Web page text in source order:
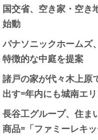
国交省、空き家・空き
始動
パナソニックホームズ
特徴的な中庭を提案
諸戸の家が代々木上原
出す=年内にも城南エ
長谷工グループ、住ま
商品=「ファミーレキ